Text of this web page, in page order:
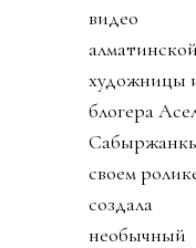
видео
алматинской
художницы
блогера
своем
создала
необычный